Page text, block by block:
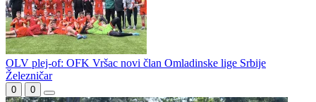
OLV plej-of: OFK Vršac novi član Omladinske lige Srbije
Železničar
0 0